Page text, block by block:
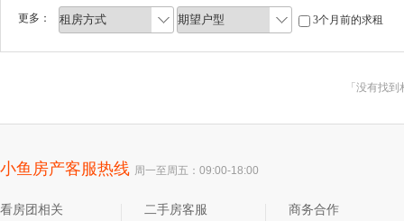
更多： 3个月前的求租
「没有找
小鱼房产客服热线 周一至周五：09:00-18:00
看房团相关 二手房客服 商务合作